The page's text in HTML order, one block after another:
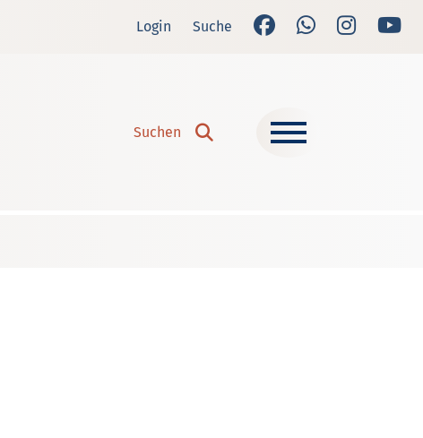
Login Suche
Suchen Suchen